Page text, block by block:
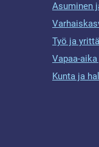
Asuminen
Työ ja
Vapaa-
Kunta ja